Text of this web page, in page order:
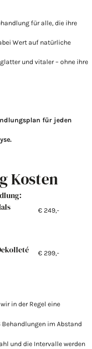
für alle, die ihre
Wert auf natürliche
und vitaler – ohne ihre
für jeden
Kosten
€ 249,-
€ 299,-
in der Regel eine
im Abstand
und die Intervalle werden